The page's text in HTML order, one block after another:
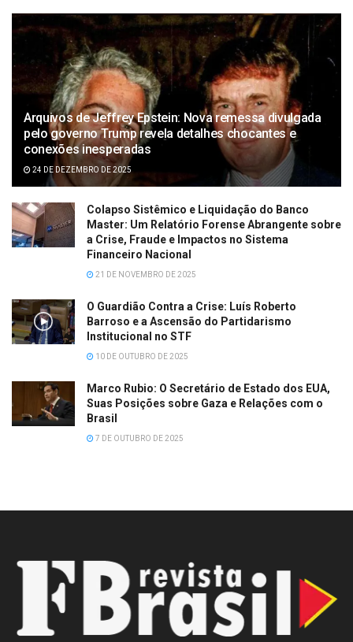
Arquivos de Jeffrey Epstein: Nova remessa divulgada
pelo governo Trump revela detalhes chocantes e
conexões inesperadas
24 DE DEZEMBRO DE 2025
Colapso Sistêmico e Liquidação do Banco
Master: Um Relatório Forense Abrangente sobre
a Crise, Fraude e Impactos no Sistema
Financeiro Nacional
21 DE NOVEMBRO DE 2025
O Guardião Contra a Crise: Luís Roberto
Barroso e a Ascensão do Partidarismo
Institucional no STF
10 DE OUTUBRO DE 2025
Marco Rubio: O Secretário de Estado dos EUA,
Suas Posições sobre Gaza e Relações com o
Brasil
7 DE OUTUBRO DE 2025